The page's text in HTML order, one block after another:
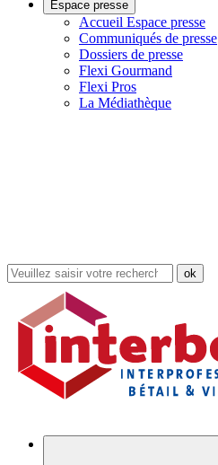
Espace presse
Accueil Espace presse
Communiqués de presse
Dossiers de presse
Flexi Gourmand
Flexi Pros
La Médiathèque
Rechercher
dans
site